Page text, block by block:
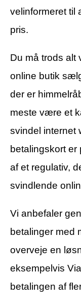
velinformeret til
pris.
Du må trods alt
online butik
der er
meste være et
svindel internet
betalingskort er
af et regulativ,
svindlende
Vi anbefaler
betalinger med
overveje en
eksempelvis
betalingen af